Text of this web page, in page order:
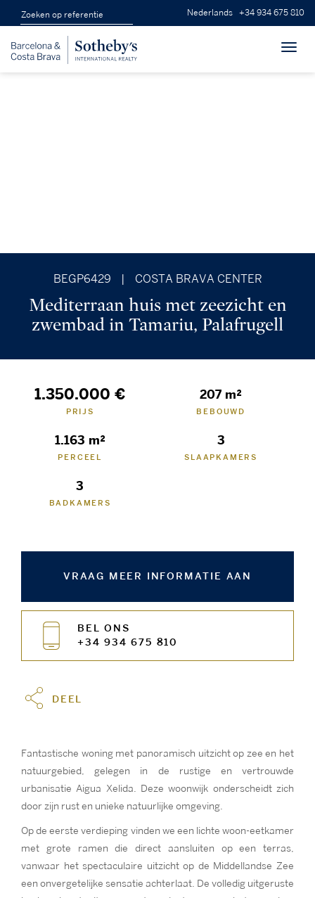
Nederlands +34 934 675 810
BEGP6429 COSTA BRAVA CENTER
Mediterraan huis met zeezicht en
zwembad in Tamariu, Palafrugell
1.350.000 €
PRIJS
207 m²
BEBOUWD
1.163 m²
PERCEEL
3
SLAAPKAMERS
3
BADKAMERS
VRAAG MEER INFORMATIE AAN
BEL ONS
+34 934 675 810
DEEL
Fantastische woning met panoramisch uitzicht op zee en het
natuurgebied, gelegen in de rustige en vertrouwde
urbanisatie Aigua Xelida. Deze woonwijk onderscheidt zich
door zijn rust en unieke natuurlijke omgeving.
Op de eerste verdieping vinden we een lichte woon-eetkamer
met grote ramen die direct aansluiten op een terras,
vanwaar het spectaculaire uitzicht op de Middellandse Zee
een onvergetelijke sensatie achterlaat. De volledig uitgeruste